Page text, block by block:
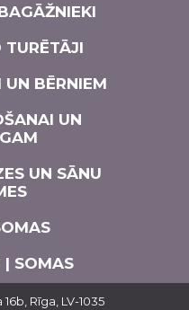
TURĒTĀJI
UN BĒRNIEM
UN
UN SĀNU
| SOMAS
Rīga, LV-1035